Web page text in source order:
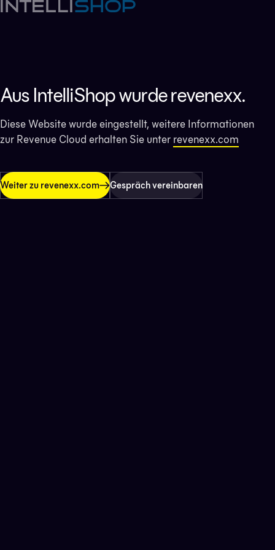
Aus IntelliShop wurde revenexx.
Diese Website wurde eingestellt, weitere Informationen
zur Revenue Cloud erhalten Sie unter revenexx.com
Weiter zu revenexx.com Gespräch vereinbaren